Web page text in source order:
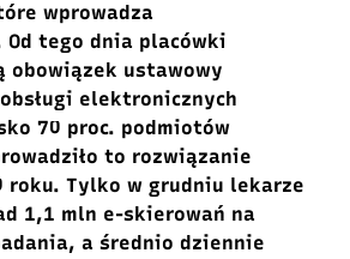
wprowadza
tego dnia placówki
obowiązek ustawowy
elektronicznych
70 proc. podmiotów
to rozwiązanie
roku. Tylko w grudniu lekarze
1,1 mln e-skierowań na
a średnio dziennie